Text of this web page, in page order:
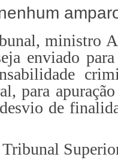
ministro
enviado
para
de